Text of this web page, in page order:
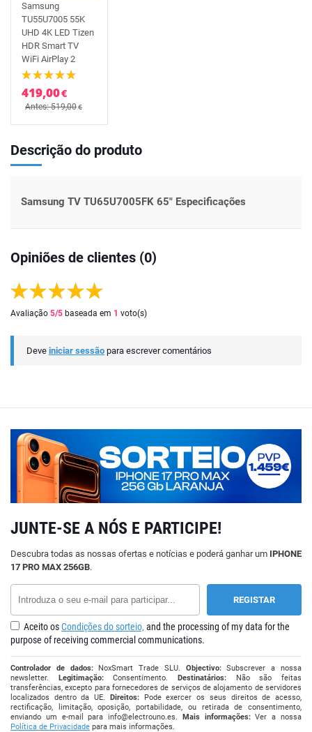
Samsung
TU55U7005 55K
UHD 4K LED Tizen
HDR Smart TV
WiFi AirPlay 2
419,00€
Antes: 519,00€
Descrição do produto
Samsung TV TU65U7005FK 65" Especificações
Opiniões de clientes (0)
Avaliação 5/5 baseada em 1 voto(s)
Deve iniciar sessão para escrever comentários
JUNTE-SE A NÓS E PARTICIPE!
Descubra todas as nossas ofertas e notícias e poderá ganhar um IPHONE
17 PRO MAX 256GB.
Aceito osCondições do sorteio, and the processing of my data for the
purpose of receiving commercial communications.
Controlador de dados:NoxSmart Trade SLU. Objectivo:Subscrever a nossa
newsletter. Legitimação:Consentimento.Destinatários: Não são feitas
transferências, excepto para fornecedores de serviços de alojamento de servidores
localizados dentro da UE. Direitos:Pode exercer os seus direitos de acesso,
rectificação, limitação, oposição, portabilidade, ou retirada de consentimento,
enviando um e-mail parainfo@electrouno.es. Mais informações:Ver a nossa
Política de Privacidade para mais informações.